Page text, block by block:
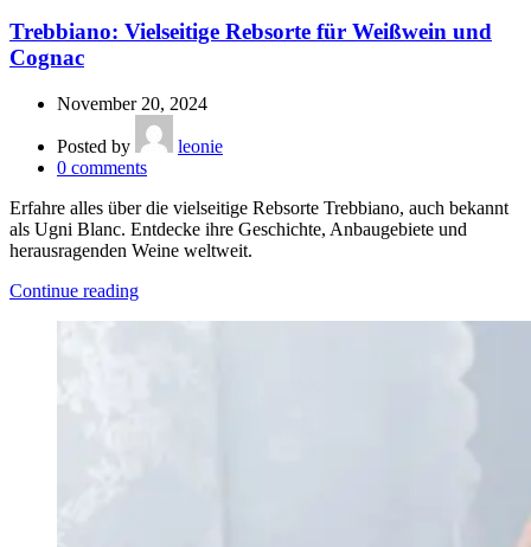
Trebbiano: Vielseitige Rebsorte für Weißwein und
Cognac
November 20, 2024
Posted by
leonie
0 comments
Erfahre alles über die vielseitige Rebsorte Trebbiano, auch bekannt
als Ugni Blanc. Entdecke ihre Geschichte, Anbaugebiete und
herausragenden Weine weltweit.
Continue reading